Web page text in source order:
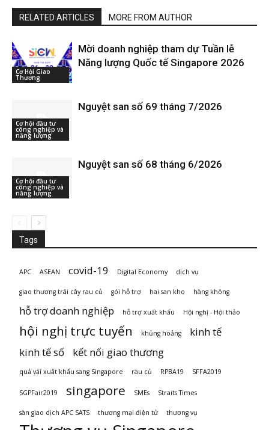
RELATED ARTICLES MORE FROM AUTHOR
Cơ Hội Giao
Thương
Mời doanh nghiệp tham dự Tuần lễ
Năng lượng Quốc tế Singapore 2026
Cơ hội đầu tư
công nghiệp và
năng lượng
Nguyệt san số 69 tháng 7/2026
Cơ hội đầu tư
công nghiệp và
năng lượng
Nguyệt san số 68 tháng 6/2026
Tags
APC ASEAN covid-19 Digital Economy dịch vụ
giao thương trái cây rau củ gói hỗ trợ hai san kho hàng không
hỗ trợ doanh nghiệp hỗ trợ xuất khẩu Hội nghị - Hội thảo
hội nghị trực tuyến khủng hoảng
kinh tế
kinh tế số
kết nối giao thương
quả vải xuất khẩu sang Singapore rau củ RPBA19 SFFA2019
SGPFair2019 singapore SMEs Straits Times
sàn giao dịch APC SATS thương mại điện tử thương vụ